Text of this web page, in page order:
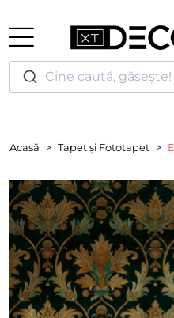
Cine caută, găsește!
Acasă Tapet și Fototapet